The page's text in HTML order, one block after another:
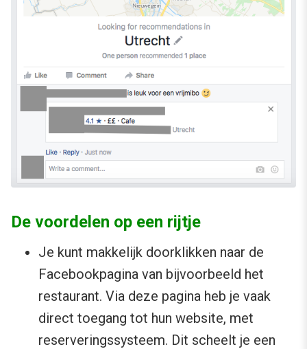
De voordelen op een rijtje
Je kunt makkelijk doorklikken naar de
Facebookpagina van bijvoorbeeld het
restaurant. Via deze pagina heb je vaak
direct toegang tot hun website, met
reserveringssysteem. Dit scheelt je een